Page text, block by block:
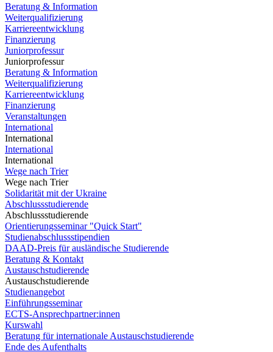
Beratung & Information
Weiterqualifizierung
Karriereentwicklung
Finanzierung
Juniorprofessur
Juniorprofessur
Beratung & Information
Weiterqualifizierung
Karriereentwicklung
Finanzierung
Veranstaltungen
International
International
International
International
Wege nach Trier
Wege nach Trier
Solidarität mit der Ukraine
Abschlussstudierende
Abschlussstudierende
Orientierungsseminar "Quick Start"
Studienabschlussstipendien
DAAD-Preis für ausländische Studierende
Beratung & Kontakt
Austauschstudierende
Austauschstudierende
Studienangebot
Einführungsseminar
ECTS-Ansprechpartner:innen
Kurswahl
Beratung für internationale Austauschstudierende
Ende des Aufenthalts